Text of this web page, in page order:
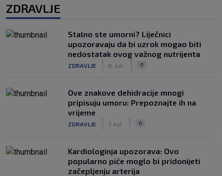
ZDRAVLJE
Stalno ste umorni? Liječnici
upozoravaju da bi uzrok mogao biti
nedostatak ovog važnog nutrijenta
ZDRAVLJE 8. kol. 0
Ove znakove dehidracije mnogi
pripisuju umoru: Prepoznajte ih na
vrijeme
ZDRAVLJE 7. kol. 0
Kardiologinja upozorava: Ovo
popularno piće moglo bi pridonijeti
začepljenju arterija